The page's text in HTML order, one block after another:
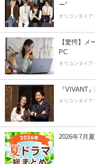
ー”
オリコンタイア
【驚愕】
PC
オリコンタイア
『VIVANT
オリコンタイア
2026年7月